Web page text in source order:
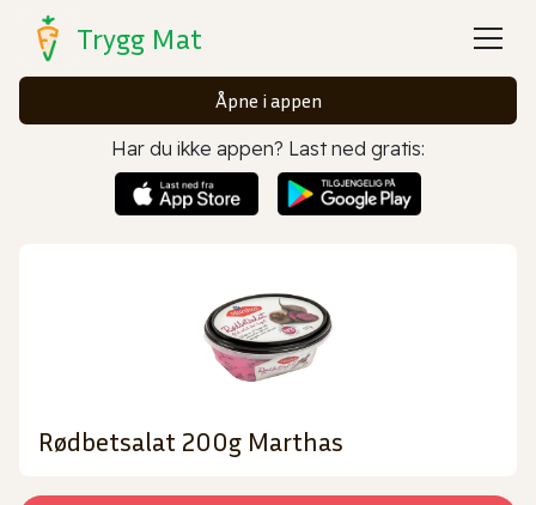
Trygg Mat
Åpne i appen
Har du ikke appen? Last ned gratis:
Rødbetsalat 200g Marthas